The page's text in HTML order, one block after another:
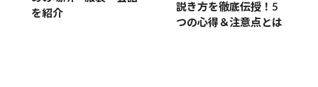
を紹介
説き方を徹底伝授！5
つの心得＆注意点とは